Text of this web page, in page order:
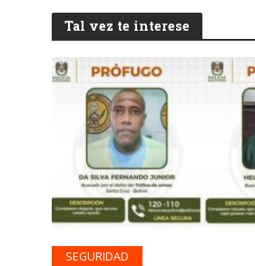
Tal vez te interese
SEGURIDAD